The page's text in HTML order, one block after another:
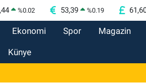
%0.02 53,39 %0.19
Ekonomi Spor Magazin
Künye